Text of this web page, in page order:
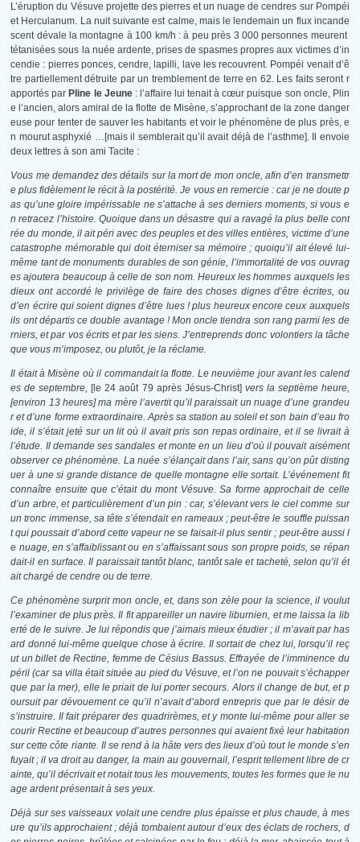
L’éruption du Vésuve projette des pierres et un nuage de cendres sur Pompéi
et Herculanum. La nuit suivante est calme, mais le lendemain un flux incande
scent dévale la montagne à 100 km/h : à peu près 3 000 personnes meurent
tétanisées sous la nuée ardente, prises de spasmes propres aux victimes d’in
cendie : pierres ponces, cendre, lapilli, lave les recouvrent. Pompéi venait d’ê
tre partiellement détruite par un tremblement de terre en 62. Les faits seront r
apportés par Pline le Jeune: l’affaire lui tenait à cœur puisque son oncle, Plin
e l’ancien, alors amiral de la flotte de Misène, s’approchant de la zone danger
euse pour tenter de sauver les habitants et voir le phénomène de plus près, e
n mourut asphyxié …[mais il semblerait qu’il avait déjà de l’asthme]. Il envoie
deux lettres à son ami Tacite :
Vous me demandez des détails sur la mort de mon oncle, afin d’en transmettr
e plus fidèlement le récit à la postérité. Je vous en remercie : car je ne doute p
as qu’une gloire impérissable ne s’attache à ses derniers moments, si vous e
n retracez l’histoire. Quoique dans un désastre qui a ravagé la plus belle cont
rée du monde, il ait péri avec des peuples et des villes entières, victime d’une
catastrophe mémorable qui doit éterniser sa mémoire ; quoiqu’il ait élevé lui-
même tant de monuments durables de son génie, l’immortalité de vos ouvrag
es ajoutera beaucoup à celle de son nom. Heureux les hommes auxquels les
dieux ont accordé le privilège de faire des choses dignes d’être écrites, ou
d’en écrire qui soient dignes d’être lues ! plus heureux encore ceux auxquels
ils ont départis ce double avantage ! Mon oncle tiendra son rang parmi les de
rniers, et par vos écrits et par les siens. J’entreprends donc volontiers la tâche
que vous m’imposez, ou plutôt, je la réclame.
Il était à Misène où il commandait la flotte. Le neuvième jour avant les calend
es de septembre, [le 24 août 79 après Jésus-Christ] vers la septième heure,
[environ 13 heures] ma mère l’avertit qu’il paraissait un nuage d’une grandeu
r et d’une forme extraordinaire. Après sa station au soleil et son bain d’eau fro
ide, il s’était jeté sur un lit où il avait pris son repas ordinaire, et il se livrait à
l’étude. Il demande ses sandales et monte en un lieu d’où il pouvait aisément
observer ce phénomène. La nuée s’élançait dans l’air, sans qu’on pût disting
uer à une si grande distance de quelle montagne elle sortait. L’événement fit
connaître ensuite que c’était du mont Vésuve. Sa forme approchait de celle
d’un arbre, et particulièrement d’un pin : car, s’élevant vers le ciel comme sur
un tronc immense, sa tête s’étendait en rameaux ; peut-être le souffle puissan
t qui poussait d’abord cette vapeur ne se faisait-il plus sentir ; peut-être aussi l
e nuage, en s’affaiblissant ou en s’affaissant sous son propre poids, se répan
dait-il en surface. Il paraissait tantôt blanc, tantôt sale et tacheté, selon qu’il ét
ait chargé de cendre ou de terre.
Ce phénomène surprit mon oncle, et, dans son zèle pour la science, il voulut
l’examiner de plus près. Il fit appareiller un navire liburnien, et me laissa la lib
erté de le suivre. Je lui répondis que j’aimais mieux étudier ; il m’avait par has
ard donné lui-même quelque chose à écrire. Il sortait de chez lui, lorsqu’il reç
ut un billet de Rectine, femme de Césius Bassus. Effrayée de l’imminence du
péril (car sa villa était située au pied du Vésuve, et l’on ne pouvait s’échapper
que par la mer), elle le priait de lui porter secours. Alors il change de but, et p
oursuit par dévouement ce qu’il n’avait d’abord entrepris que par le désir de
s’instruire. Il fait préparer des quadrirèmes, et y monte lui-même pour aller se
courir Rectine et beaucoup d’autres personnes qui avaient fixé leur habitation
sur cette côte riante. Il se rend à la hâte vers des lieux d’où tout le monde s’en
fuyait ; il va droit au danger, la main au gouvernail, l’esprit tellement libre de cr
ainte, qu’il décrivait et notait tous les mouvements, toutes les formes que le nu
age ardent présentait à ses yeux.
Déjà sur ses vaisseaux volait une cendre plus épaisse et plus chaude, à mes
ure qu’ils approchaient ; déjà tombaient autour d’eux des éclats de rochers, d